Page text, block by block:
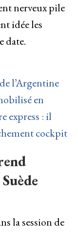
nerveux pile
idée les
date.
l’Argentine
en
express : il
cockpit
la session de